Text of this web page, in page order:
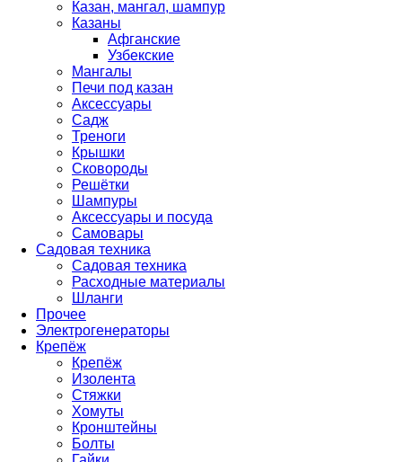
Казан, мангал, шампур
Казаны
Афганские
Узбекские
Мангалы
Печи под казан
Аксессуары
Садж
Треноги
Крышки
Сковороды
Решётки
Шампуры
Аксессуары и посуда
Самовары
Садовая техника
Садовая техника
Расходные материалы
Шланги
Прочее
Электрогенераторы
Крепёж
Крепёж
Изолента
Стяжки
Хомуты
Кронштейны
Болты